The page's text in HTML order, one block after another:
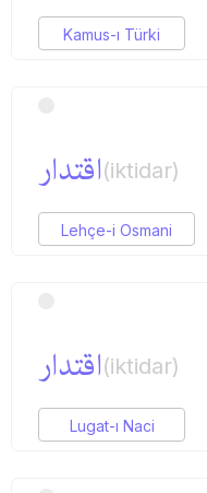
Kamus-ı Türki
اقتدار(iktidar)
Lehçe-i Osmani
اقتدار(iktidar)
Lugat-ı Naci